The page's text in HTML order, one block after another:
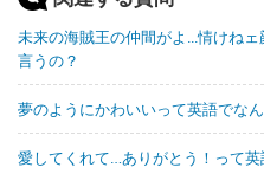
未来の海賊王の仲間がよ...情けね
言うの？
夢のようにかわいいって英語でな
愛してくれて…ありがとう！って英